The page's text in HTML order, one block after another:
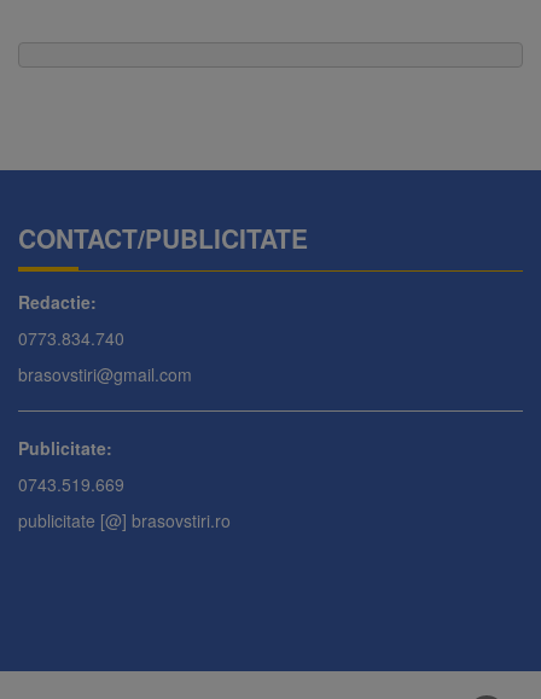
CONTACT/PUBLICITATE
Redactie:
0773.834.740
brasovstiri@gmail.com
Publicitate:
0743.519.669
publicitate [@] brasovstiri.ro